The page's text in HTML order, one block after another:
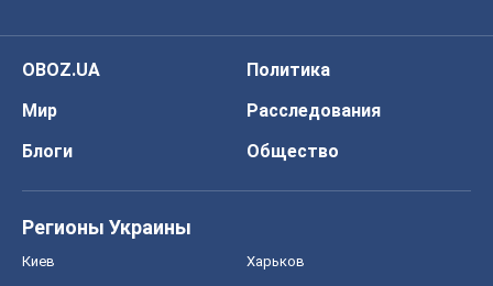
OBOZ.UA
Политика
Мир
Расследования
Блоги
Общество
Регионы Украины
Киев Харьков